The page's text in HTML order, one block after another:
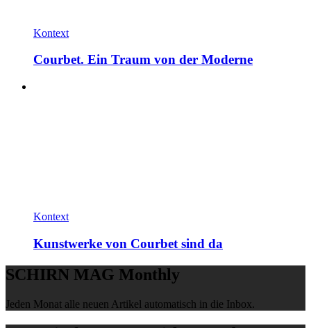
Kontext
Courbet. Ein Traum von der Moderne
Kontext
Kunstwerke von Courbet sind da
SCHIRN MAG Monthly
Jeden Monat alle neuen Artikel automatisch in die Inbox.